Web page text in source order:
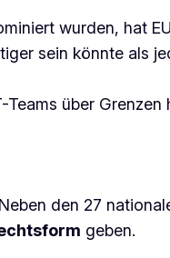
wurden, hat
sein könnte als
über
den 27
geben.